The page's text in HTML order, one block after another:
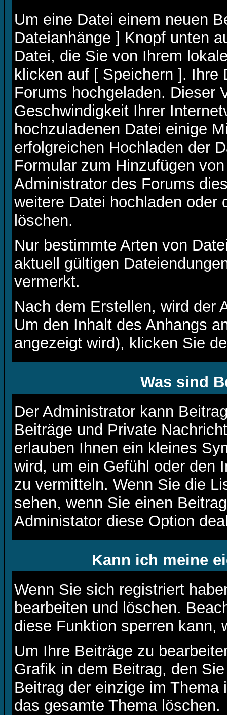
Um eine Datei einem neuen
Dateianhänge ] Knopf unten
Datei, die Sie von Ihrem
klicken auf [ Speichern ]. Ihre
Forums hochgeladen. Dieser
Geschwindigkeit Ihrer
hochzuladenen Datei einige
erfolgreichen Hochladen der
Formular zum Hinzufügen
Administrator des Forums
weitere Datei hochladen oder
löschen.
Nur bestimmte Arten von
aktuell gültigen
vermerkt.
Nach dem Erstellen, wird der
Um den Inhalt des Anhangs
angezeigt wird), klicken Sie
Was sind
Der Administrator kann
Beiträge und Private
erlauben Ihnen ein kleines
wird, um ein Gefühl oder den
zu vermitteln. Wenn Sie die
sehen, wenn Sie einen
Administator diese Option
Kann ich meine
Wenn Sie sich registriert
bearbeiten und löschen.
diese Funktion sperren kann,
Um Ihre Beiträge zu
Grafik in dem Beitrag, den
Beitrag der einzige im
das gesamte Thema löschen.